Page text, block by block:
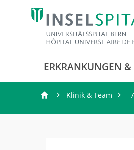
ERKRANKUNGEN &
Klinik & Team